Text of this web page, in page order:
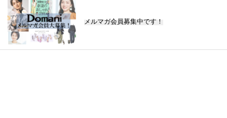
メルマガ会員募集中です！